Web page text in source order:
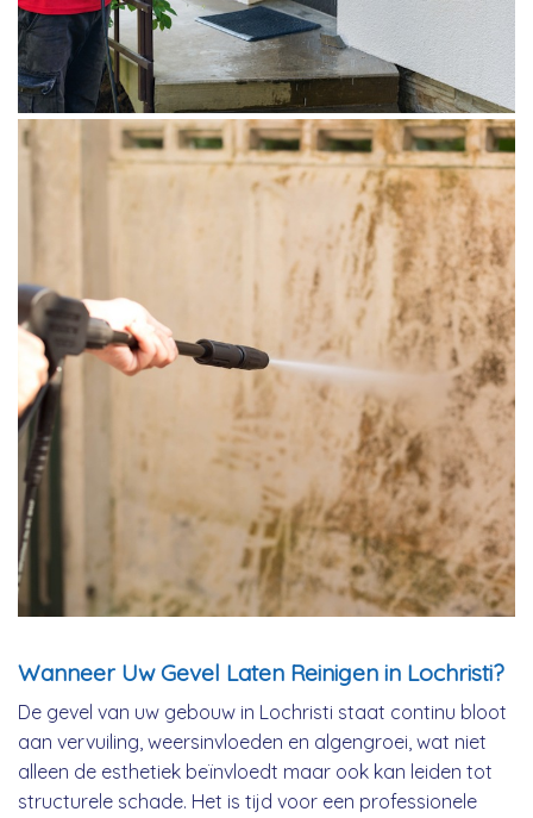
Wanneer Uw Gevel Laten Reinigen in Lochristi?
De gevel van uw gebouw in Lochristi staat continu bloot
aan vervuiling, weersinvloeden en algengroei, wat niet
alleen de esthetiek beïnvloedt maar ook kan leiden tot
structurele schade. Het is tijd voor een professionele